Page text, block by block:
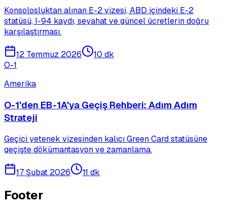
Konsolosluktan alınan E-2 vizesi, ABD içindeki E-2
statüsü, I-94 kaydı, seyahat ve güncel ücretlerin doğru
karşılaştırması.
12 Temmuz 2026
10 dk
O-1
Amerika
O-1'den EB-1A'ya Geçiş Rehberi: Adım Adım
Strateji
Geçici yetenek vizesinden kalıcı Green Card statüsüne
geçişte dökümantasyon ve zamanlama.
17 Şubat 2026 11 dk
Footer